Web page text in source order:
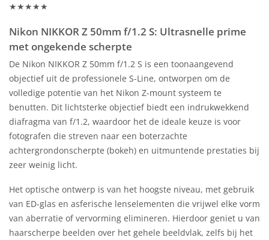
★★★★★
Nikon NIKKOR Z 50mm f/1.2 S: Ultrasnelle prime
met ongekende scherpte
De Nikon NIKKOR Z 50mm f/1.2 S is een toonaangevend
objectief uit de professionele S-Line, ontworpen om de
volledige potentie van het Nikon Z-mount systeem te
benutten. Dit lichtsterke objectief biedt een indrukwekkend
diafragma van f/1.2, waardoor het de ideale keuze is voor
fotografen die streven naar een boterzachte
achtergrondonscherpte (bokeh) en uitmuntende prestaties bij
zeer weinig licht.
Het optische ontwerp is van het hoogste niveau, met gebruik
van ED-glas en asferische lenselementen die vrijwel elke vorm
van aberratie of vervorming elimineren. Hierdoor geniet u van
haarscherpe beelden over het gehele beeldvlak, zelfs bij het